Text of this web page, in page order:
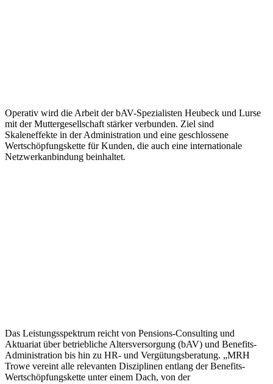
Operativ wird die Arbeit der bAV-Spezialisten Heubeck und Lurse
mit der Muttergesellschaft stärker verbunden. Ziel sind
Skaleneffekte in der Administration und eine geschlossene
Wertschöpfungskette für Kunden, die auch eine internationale
Netzwerkanbindung beinhaltet.
Das Leistungsspektrum reicht von Pensions-Consulting und
Aktuariat über betriebliche Altersversorgung (bAV) und Benefits-
Administration bis hin zu HR- und Vergütungsberatung. „MRH
Trowe vereint alle relevanten Disziplinen entlang der Benefits-
Wertschöpfungskette unter einem Dach, von der